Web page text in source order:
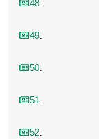
48.
49.
50.
51.
52.